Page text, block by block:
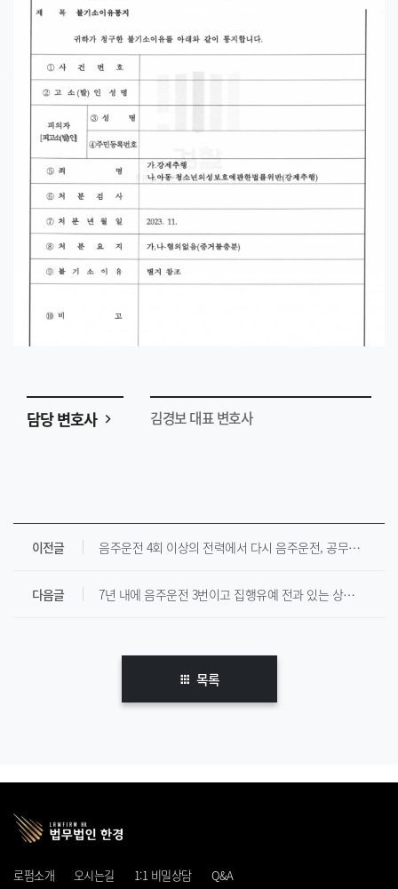
담당 변호사 김경보 대표 변호사
이전글 음주운전 4회 이상의 전력에서 다시 음주운전, 공무집행 방해 등의 범한 사례입니다. [ 집행유예 ]
다음글 7년 내에 음주운전 3번이고 집행유예 전과 있는 상황에서 다시 집행유예 받은 해결사례입니다.
목록
로펌소개 오시는길 1:1 비밀상담 Q&A